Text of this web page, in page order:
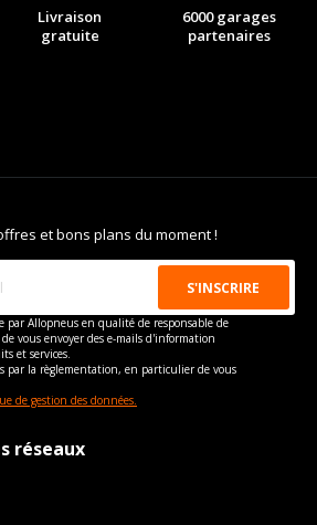
Livraison
gratuite
6000 garages
partenaires
et bons plans du moment !
par Allopneus en qualité de responsable de
vous envoyer des e-mails d'information
et services.
par la règlementation, en particulier de vous
de gestion des données.
réseaux